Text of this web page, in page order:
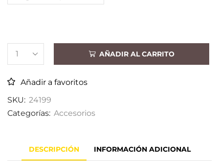
AÑADIR AL CARRITO
Añadir a favoritos
SKU: 24199
Categorías: Accesorios
DESCRIPCIÓN INFORMACIÓN ADICIONAL